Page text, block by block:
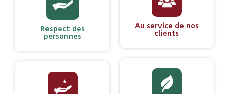
Respect des
personnes
Au service de nos
clients